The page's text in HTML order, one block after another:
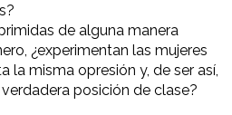
de alguna manera
¿experimentan las mujeres
la misma opresión y, de ser así,
posición de clase?